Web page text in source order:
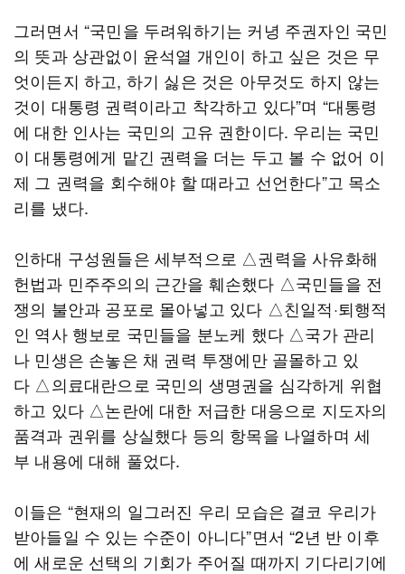
그러면서 “국민을 두려워하기는 커녕 주권자인 국민
의 뜻과 상관없이 윤석열 개인이 하고 싶은 것은 무
엇이든지 하고, 하기 싫은 것은 아무것도 하지 않는
것이 대통령 권력이라고 착각하고 있다”며 “대통령
에 대한 인사는 국민의 고유 권한이다. 우리는 국민
이 대통령에게 맡긴 권력을 더는 두고 볼 수 없어 이
제 그 권력을 회수해야 할 때라고 선언한다”고 목소
리를 냈다.
인하대 구성원들은 세부적으로 △권력을 사유화해
헌법과 민주주의의 근간을 훼손했다 △국민들을 전
쟁의 불안과 공포로 몰아넣고 있다 △친일적·퇴행적
인 역사 행보로 국민들을 분노케 했다 △국가 관리
나 민생은 손놓은 채 권력 투쟁에만 골몰하고 있
다 △의료대란으로 국민의 생명권을 심각하게 위협
하고 있다 △논란에 대한 저급한 대응으로 지도자의
품격과 권위를 상실했다 등의 항목을 나열하며 세
부 내용에 대해 풀었다.
이들은 “현재의 일그러진 우리 모습은 결코 우리가
받아들일 수 있는 수준이 아니다”면서 “2년 반 이후
에 새로운 선택의 기회가 주어질 때까지 기다리기에